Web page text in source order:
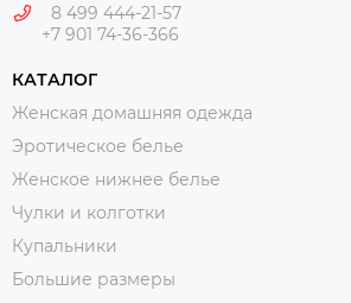
8 499 444-21-57
+7 901 74-36-366
КАТАЛОГ
Женская домашняя одежда
Эротическое белье
Женское нижнее белье
Чулки и колготки
Купальники
Большие размеры